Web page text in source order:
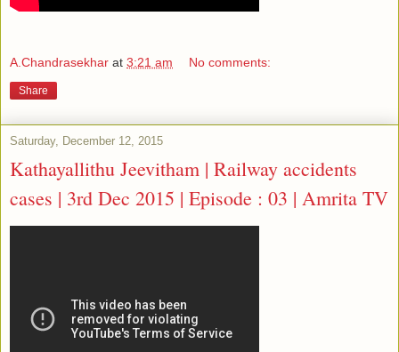
A.Chandrasekhar at 3:21 am No comments:
Share
Saturday, December 12, 2015
Kathayallithu Jeevitham | Railway accidents
cases | 3rd Dec 2015 | Episode : 03 | Amrita TV